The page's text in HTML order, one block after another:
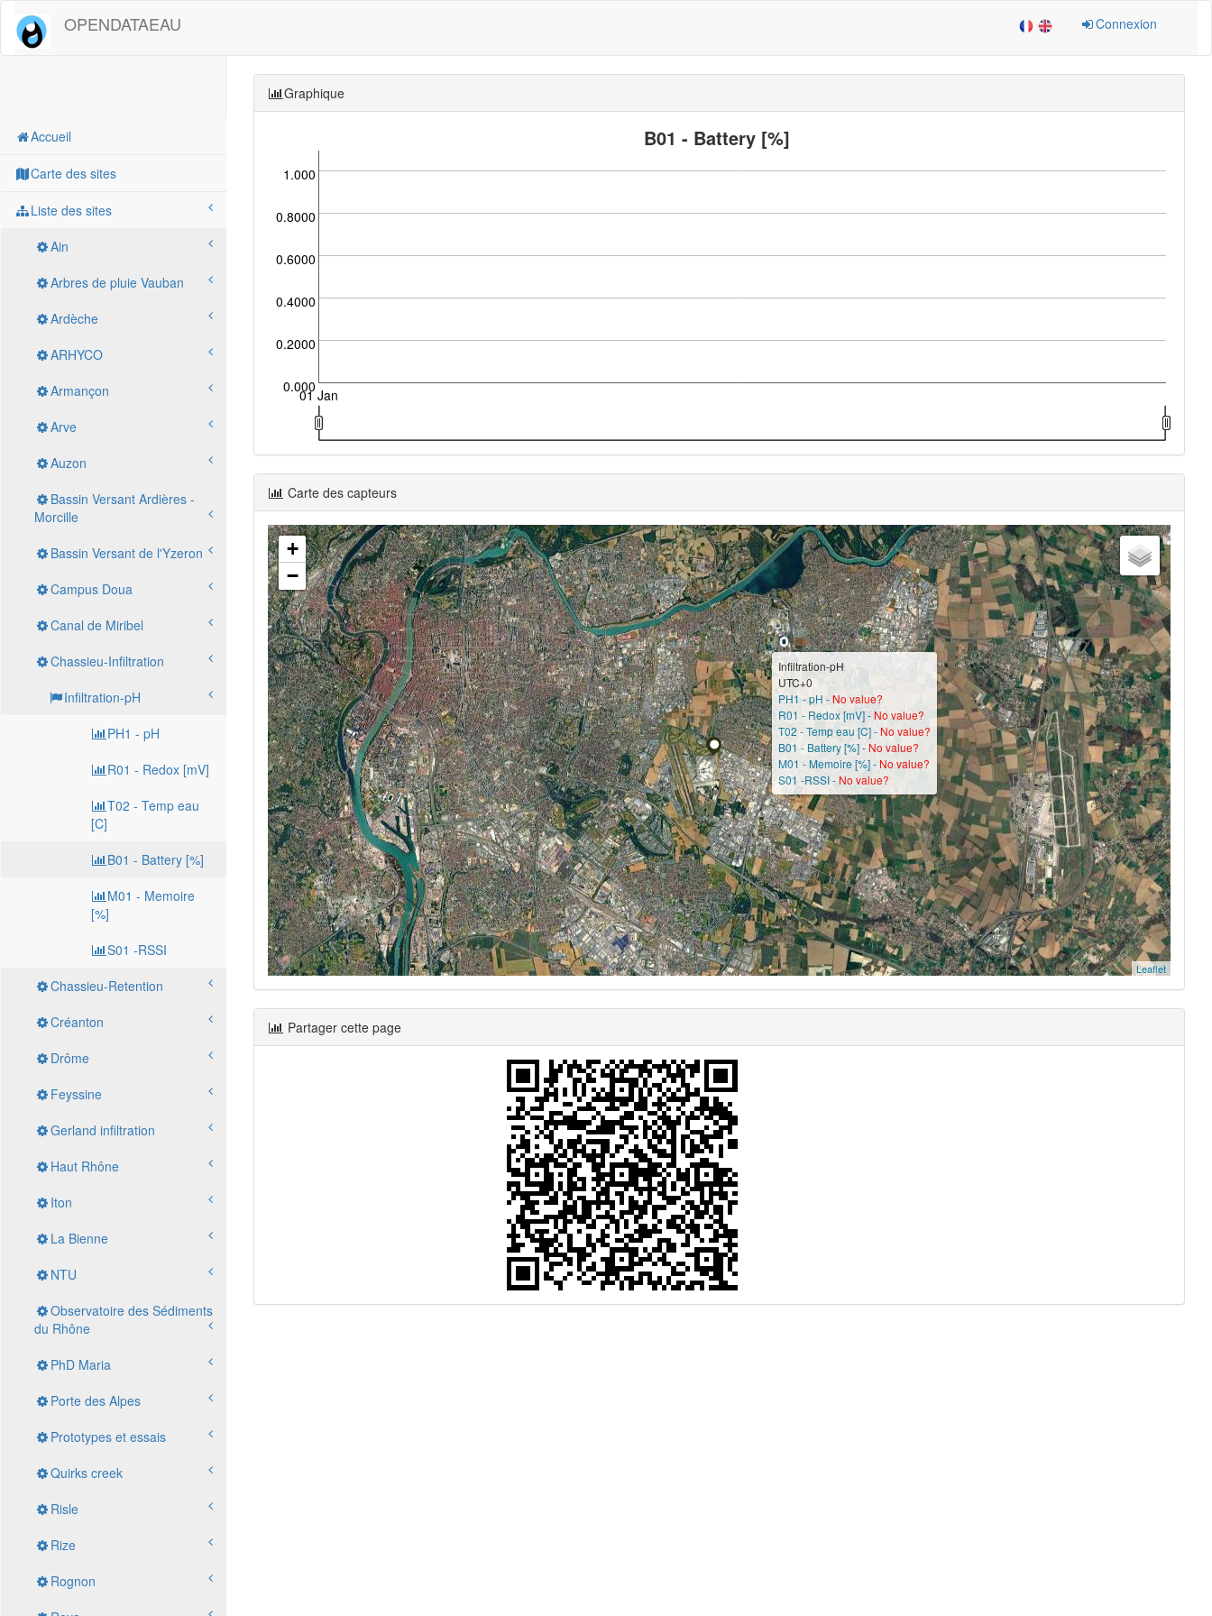
OPENDATAEAU Connexion
Accueil
Carte des sites
Liste des sites
Ain
Arbres de pluie Vauban
Ardèche
ARHYCO
Armançon
Arve
Auzon
Bassin Versant Ardières -
Morcille
Bassin Versant de l'Yzeron
Campus Doua
Canal de Miribel
Chassieu-Infiltration
Infiltration-pH
PH1 - pH
R01 - Redox [mV]
T02 - Temp eau
[C]
B01 - Battery [%]
M01 - Memoire
[%]
S01 -RSSI
Chassieu-Retention
Créanton
Drôme
Feyssine
Gerland infiltration
Haut Rhône
Iton
La Bienne
NTU
Observatoire des Sédiments
du Rhône
PhD Maria
Porte des Alpes
Prototypes et essais
Quirks creek
Risle
Rize
Rognon
Graphique
B01 - Battery [%]
0.000
0.2000
0.4000
0.6000
0.8000
1.000
01 Jan
Carte des capteurs
Infiltration-pH
UTC+0
PH1 - pH -No value?
R01 - Redox [mV] -No value?
T02 - Temp eau [C] - No value?
B01 - Battery [%] - No value?
M01 - Memoire [%] -No value?
S01 -RSSI - No value?
+
−
Leaflet
Partager cette page